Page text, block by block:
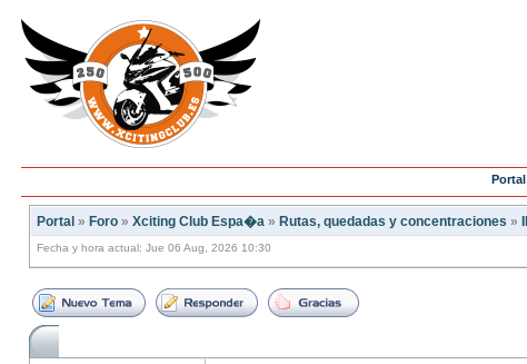
Portal
Portal » Foro » Xciting Club Espa�a » Rutas, quedadas y concentraciones »
Fecha y hora actual: Jue 06 Aug, 2026 10:30